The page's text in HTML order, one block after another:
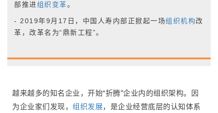
部推进组织变革。
- 2019年9月17日，中国人寿内部正掀起一场组织机构改
革，改革名为“鼎新工程”。
越来越多的知名企业，开始“折腾”企业内的组织架构。因
为企业家们发现， 组织发展，是企业经营底层的认知体系